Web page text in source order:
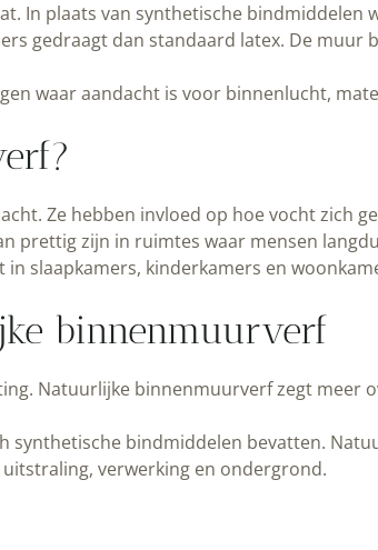
In plaats van synthetische bindmiddelen
gedraagt dan standaard latex. De muur
waar aandacht is voor binnenlucht,
Ze hebben invloed op hoe vocht zich
prettig zijn in ruimtes waar mensen
slaapkamers, kinderkamers en
binnenmuurverf
Natuurlijke binnenmuurverf zegt meer
bindmiddelen bevatten.
verwerking en ondergrond.